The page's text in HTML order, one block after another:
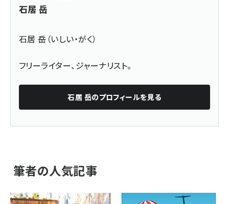
石居 岳
石居 岳（いしい・がく）
フリーライター、ジャーナリスト。
石居 岳のプロフィールを見る
筆者の人気記事